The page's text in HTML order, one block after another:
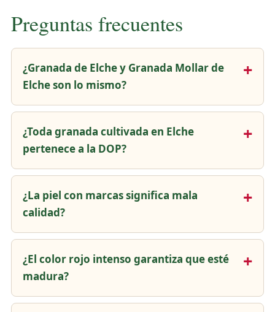
Preguntas frecuentes
¿Granada de Elche y Granada Mollar de
Elche son lo mismo?
¿Toda granada cultivada en Elche
pertenece a la DOP?
¿La piel con marcas significa mala
calidad?
¿El color rojo intenso garantiza que esté
madura?